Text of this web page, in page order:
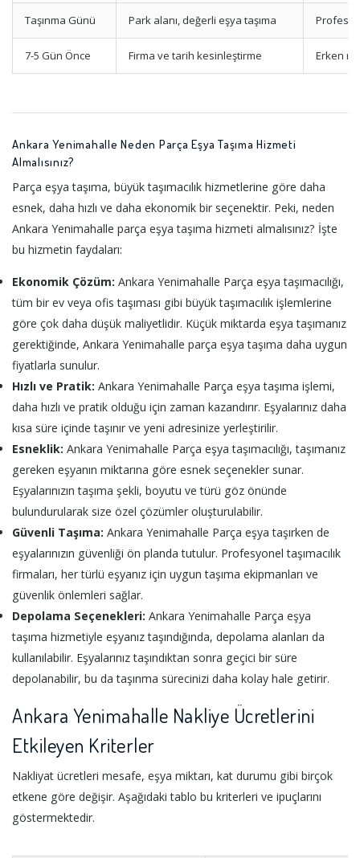
Taşınma Günü Park alanı, değerli eşya taşıma
7-5 Gün Önce Firma ve tarih kesinleştirme Erken
Ankara Yenimahalle Neden Parça Eşya Taşıma Hizmeti
Almalısınız?
Parça eşya taşıma, büyük taşımacılık hizmetlerine göre daha
esnek, daha hızlı ve daha ekonomik bir seçenektir. Peki, neden
Ankara Yenimahalle parça eşya taşıma hizmeti almalısınız? İşte
bu hizmetin faydaları:
Ekonomik Çözüm: Ankara Yenimahalle Parça eşya taşımacılığı,
tüm bir ev veya ofis taşıması gibi büyük taşımacılık işlemlerine
göre çok daha düşük maliyetlidir. Küçük miktarda eşya taşımanız
gerektiğinde, Ankara Yenimahalle parça eşya taşıma daha uygun
fiyatlarla sunulur.
Hızlı ve Pratik: Ankara Yenimahalle Parça eşya taşıma işlemi,
daha hızlı ve pratik olduğu için zaman kazandırır. Eşyalarınız daha
kısa süre içinde taşınır ve yeni adresinize yerleştirilir.
Esneklik: Ankara Yenimahalle Parça eşya taşımacılığı, taşımanız
gereken eşyanın miktarına göre esnek seçenekler sunar.
Eşyalarınızın taşıma şekli, boyutu ve türü göz önünde
bulundurularak size özel çözümler oluşturulabilir.
Güvenli Taşıma: Ankara Yenimahalle Parça eşya taşırken de
eşyalarınızın güvenliği ön planda tutulur. Profesyonel taşımacılık
firmaları, her türlü eşyanız için uygun taşıma ekipmanları ve
güvenlik önlemleri sağlar.
Depolama Seçenekleri: Ankara Yenimahalle Parça eşya
taşıma hizmetiyle eşyanız taşındığında, depolama alanları da
kullanılabilir. Eşyalarınız taşındıktan sonra geçici bir süre
depolanabilir, bu da taşınma sürecinizi daha kolay hale getirir.
Ankara Yenimahalle Nakliye Ücretlerini
Etkileyen Kriterler
Nakliyat ücretleri mesafe, eşya miktarı, kat durumu gibi birçok
etkene göre değişir. Aşağıdaki tablo bu kriterleri ve ipuçlarını
göstermektedir.